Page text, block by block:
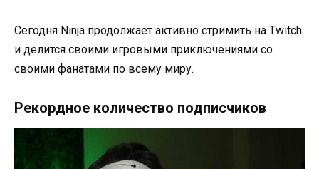
Сегодня Ninja продолжает активно стримить на Twitch
и делится своими игровыми приключениями со
своими фанатами по всему миру.
Рекордное количество подписчиков